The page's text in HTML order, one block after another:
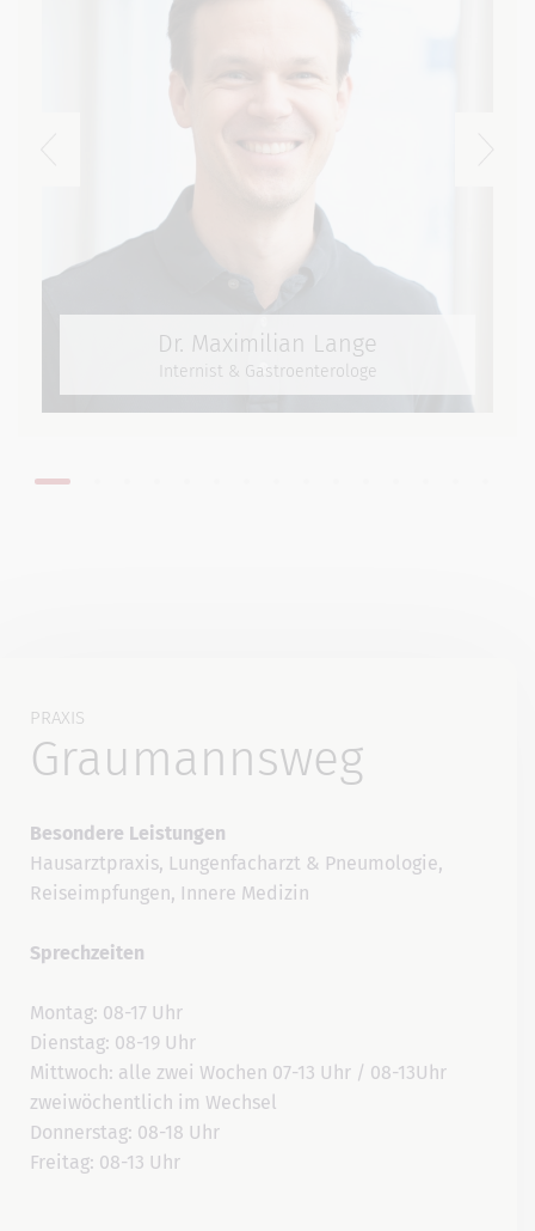
Dr. Maximilian Lange
Internist & Gastroenterologe
PRAXIS
Graumannsweg
Besondere Leistungen
Hausarztpraxis, Lungenfacharzt & Pneumologie,
Reiseimpfungen, Innere Medizin
Sprechzeiten
Montag: 08-17 Uhr
Dienstag: 08-19 Uhr
Mittwoch: alle zwei Wochen 07-13 Uhr / 08-13Uhr
zweiwöchentlich im Wechsel
Donnerstag: 08-18 Uhr
Freitag: 08-13 Uhr